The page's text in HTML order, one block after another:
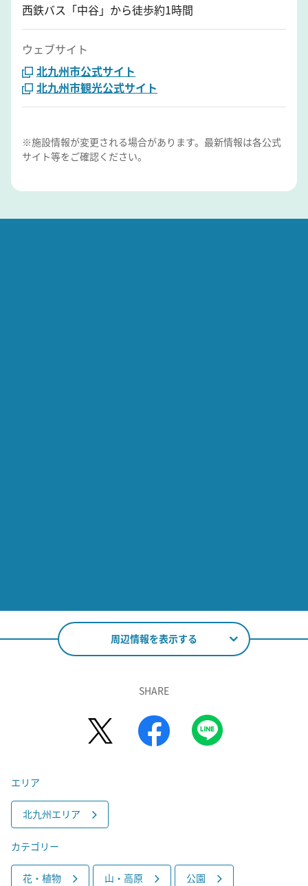
西鉄バス「中谷」から徒歩約1時間
ウェブサイト
北九州市公式サイト
北九州市観光公式サイト
※施設情報が変更される場合があります。最新情報は各公式
サイト等をご確認ください。
周辺情報を表示する
SHARE
エリア
北九州エリア
カテゴリー
花・植物 山・高原 公園